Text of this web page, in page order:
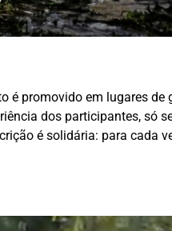
é promovido em lugares
dos participantes, só
é solidária: para cada